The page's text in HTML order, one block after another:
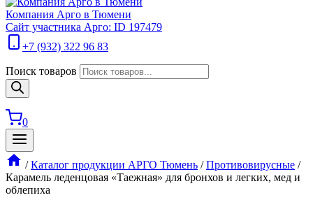
Компания Арго в Тюмени
Сайт участника Арго: ID 197479
+7 (932) 322 96 83
Поиск товаров
0
/ Каталог продукции АРГО Тюмень / Противовирусные /
Карамель леденцовая «Таежная» для бронхов и легких, мед и
облепиха